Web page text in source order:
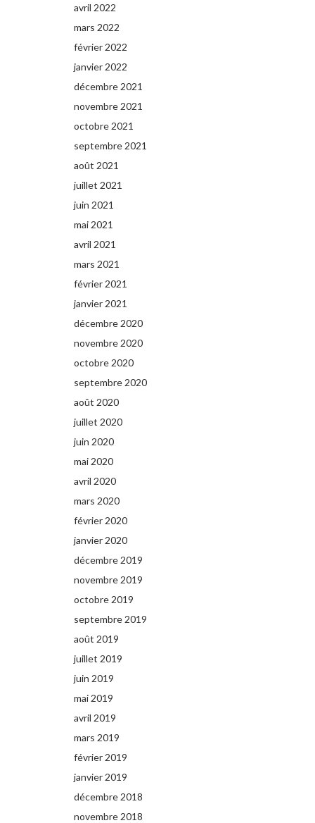
avril 2022
mars 2022
février 2022
janvier 2022
décembre 2021
novembre 2021
octobre 2021
septembre 2021
août 2021
juillet 2021
juin 2021
mai 2021
avril 2021
mars 2021
février 2021
janvier 2021
décembre 2020
novembre 2020
octobre 2020
septembre 2020
août 2020
juillet 2020
juin 2020
mai 2020
avril 2020
mars 2020
février 2020
janvier 2020
décembre 2019
novembre 2019
octobre 2019
septembre 2019
août 2019
juillet 2019
juin 2019
mai 2019
avril 2019
mars 2019
février 2019
janvier 2019
décembre 2018
novembre 2018